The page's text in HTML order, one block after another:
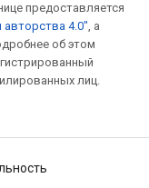
предоставляется
авторства 4.0", а
об этом
лиц.